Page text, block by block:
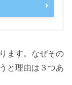
ます。なぜその
と理由は３つあ